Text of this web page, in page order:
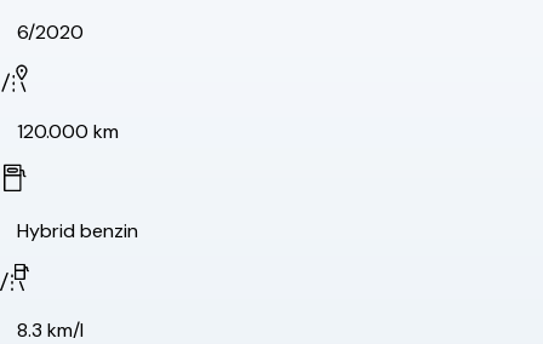
6/2020
120.000 km
Hybrid benzin
8.3 km/l